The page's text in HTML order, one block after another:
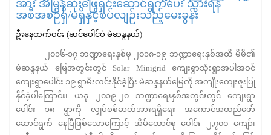
အား အမြန်ဆုံးဖြေရှင်းဆောင်ရွက်ပေး သွားရန်
အစီအစဉ်ရှိ/မရှိနှင့်စပ်လျဉ်းသည့်မေးခွန်း
ဦးနေထက်ဝင်း (ဆင်ပေါင်ဝဲ မဲဆန္ဒနယ်)
၂၀၁၆-၁၇ ဘဏ္ဍာရေးနှစ်မှ ၂၀၁၈-၁၉ ဘဏ္ဍာရေးနှစ်အထိ မိမိ၏
မဲဆန္ဒနယ် မြေအတွင်းတွင် Solar Minigrid ကျေးရွာသုံးရွာအပါအဝင်
ကျေးရွာပေါင်း ၁၉ ရွာမီးလင်းနိုင်ခဲ့ပြီး မဲဆန္ဒနယ်မြေကို အကျိုးကျေးဇူးပြု
နိုင်ခဲ့ပါကြောင်း၊ ယခု ၂၀၁၉-၂၀ ဘဏ္ဍာရေးနှစ်အတွင်းတွင် ကျေးရွာ
ပေါင်း ၁၈ ရွာကို လျှပ်စစ်ဓာတ်အားရရှိရေး အကောင်အထည်ဖော်
ဆောင်ရွက် နေပြီဖြစ်သောကြောင့် အိမ်ထောင်စု ပေါင်း ၂,၇၀၀ ကျော်၊